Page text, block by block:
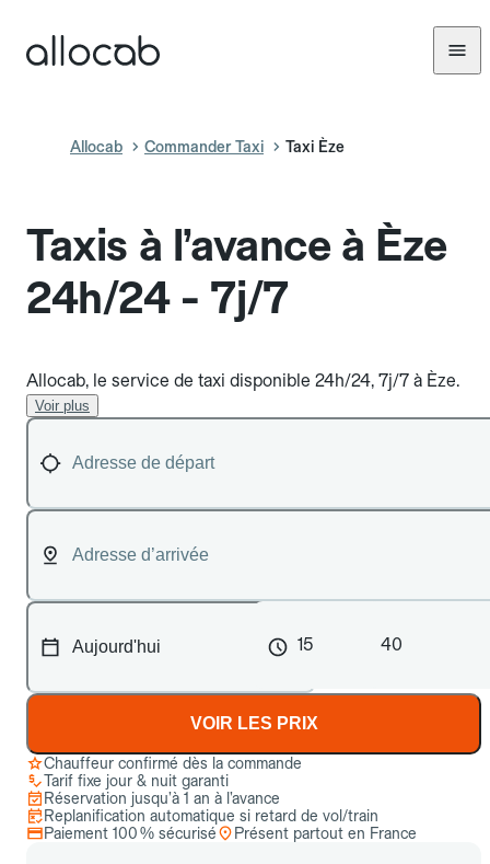
Allocab Commander Taxi Taxi Èze
Taxis à l’avance à Èze
24h/24 - 7j/7
Allocab, le service de taxi disponible 24h/24, 7j/7 à Èze.
Voir plus
15 40
VOIR LES PRIX
Chauffeur confirmé dès la commande
Tarif fixe jour & nuit garanti
Réservation jusqu’à 1 an à l’avance
Replanification automatique si retard de vol/train
Paiement 100 % sécurisé
Présent partout en France